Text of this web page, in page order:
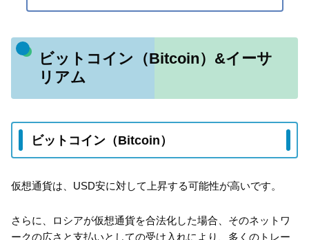
ビットコイン（Bitcoin）&イーサ
リアム
ビットコイン（Bitcoin）
仮想通貨は、USD安に対して上昇する可能性が高いです。
さらに、ロシアが仮想通貨を合法化した場合、そのネットワ
ークの広さと支払いとしての受け入れにより、多くのトレー